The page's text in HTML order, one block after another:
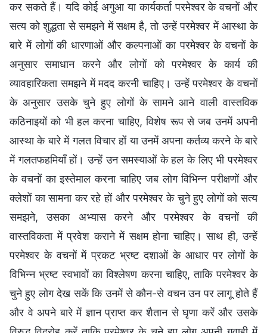
कर सकते हैं। यदि कोई अगुआ या कार्यकर्ता परमेश्वर के वचनों और
सत्य को शुद्धता से समझने में सक्षम है, तो उन्हें परमेश्वर में आस्था के
बारे में लोगों की धारणाओं और कल्पनाओं का परमेश्वर के वचनों के
अनुसार समाधान करने और लोगों को परमेश्वर के कार्य की
व्यावहारिकता समझने में मदद करनी चाहिए। उन्हें परमेश्वर के वचनों
के अनुसार उसके चुने हुए लोगों के सामने आने वाली वास्तविक
कठिनाइयों को भी हल करना चाहिए, विशेष रूप से जब उनमें अपनी
आस्था के बारे में गलत विचार हों या उनमें अपना कर्तव्य करने के बारे
में गलतफहमियाँ हों। उन्हें उन समस्याओं के हल के लिए भी परमेश्वर
के वचनों का इस्तेमाल करना चाहिए जब लोग विभिन्न परीक्षणों और
क्लेशों का सामना कर रहे हों और परमेश्वर के चुने हुए लोगों को सत्य
समझने, उसका अभ्यास करने और परमेश्वर के वचनों की
वास्तविकता में प्रवेश कराने में सक्षम होना चाहिए। साथ ही, उन्हें
परमेश्वर के वचनों में प्रकट भ्रष्ट दशाओं के आधार पर लोगों के
विभिन्न भ्रष्ट स्वभावों का विश्लेषण करना चाहिए, ताकि परमेश्वर के
चुने हुए लोग देख सकें कि उनमें से कौन-से वचन उन पर लागू होते हैं
और वे अपने बारे में ज्ञान प्राप्त कर शैतान से घृणा करें और उसके